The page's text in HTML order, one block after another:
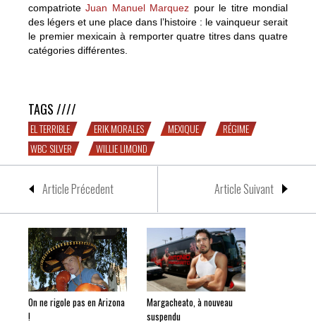
compatrioteJuan Manuel Marquez pour le titre mondial
des légers et une place dans l’histoire : le vainqueur serait
le premier mexicain à remporter quatre titres dans quatre
catégories différentes.
TAGS ////
EL TERRIBLE ERIK MORALES MEXIQUE
RÉGIME
WBC SILVER
WILLIE LIMOND
Article Précedent Article Suivant
On ne rigole pas en Arizona
!
Margacheato, à nouveau
suspendu